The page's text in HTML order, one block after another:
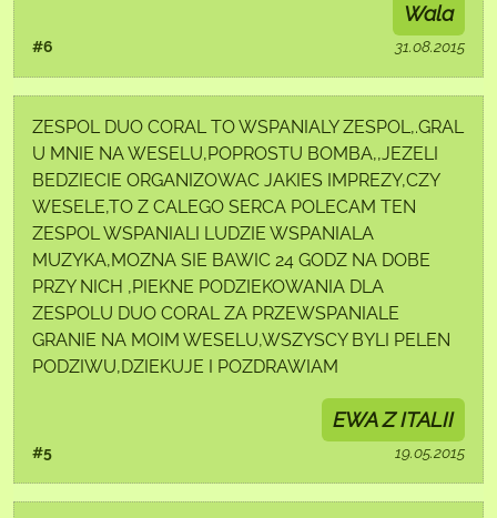
#6
Wala
31.08.2015
ZESPOL DUO CORAL TO WSPANIALY ZESPOL,.GRAL
U MNIE NA WESELU,POPROSTU BOMBA,,JEZELI
BEDZIECIE ORGANIZOWAC JAKIES IMPREZY,CZY
WESELE,TO Z CALEGO SERCA POLECAM TEN
ZESPOL WSPANIALI LUDZIE WSPANIALA
MUZYKA,MOZNA SIE BAWIC 24 GODZ NA DOBE
PRZY NICH ,PIEKNE PODZIEKOWANIA DLA
ZESPOLU DUO CORAL ZA PRZEWSPANIALE
GRANIE NA MOIM WESELU,WSZYSCY BYLI PELEN
PODZIWU,DZIEKUJE I POZDRAWIAM
#5
EWA Z ITALII
19.05.2015